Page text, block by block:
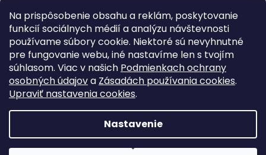
Na prispôsobenie obsahu a reklám, poskytovanie
funkcií sociálnych médií a analýzu návštevnosti
používame súbory cookie. Niektoré sú nevyhnutné
pre fungovanie webu, iné nastavíme len s tvojím
súhlasom. Viac v našich Podmienkach ochrany
osobných údajova Zásadách používania cookies.
Upraviť nastavenia cookies.
Nastavenie
Vytvoril Shoptet
Copyright 2026BUMBA.sk. Všetky práva vyhradené.
Upraviť nastavenie cookies
©2026BUMBA.sk – Kopírovanie textov, fotografií,
produktových popisov a grafických prvkov bez písomného
súhlasu je zakázané.